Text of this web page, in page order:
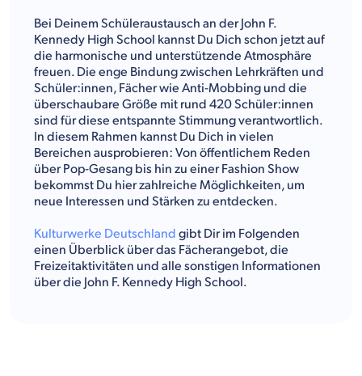
Bei Deinem Schüleraustausch an der John F.
Kennedy High School kannst Du Dich schon jetzt auf
die harmonische und unterstützende Atmosphäre
freuen. Die enge Bindung zwischen Lehrkräften und
Schüler:innen, Fächer wie Anti-Mobbing und die
überschaubare Größe mit rund 420 Schüler:innen
sind für diese entspannte Stimmung verantwortlich.
In diesem Rahmen kannst Du Dich in vielen
Bereichen ausprobieren: Von öffentlichem Reden
über Pop-Gesang bis hin zu einer Fashion Show
bekommst Du hier zahlreiche Möglichkeiten, um
neue Interessen und Stärken zu entdecken.
Kulturwerke Deutschland gibt Dir im Folgenden
einen Überblick über das Fächerangebot, die
Freizeitaktivitäten und alle sonstigen Informationen
über die John F. Kennedy High School.